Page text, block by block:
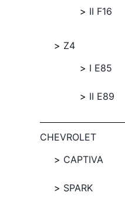
II F16
Z4
I E85
II E89
CHEVROLET
CAPTIVA
SPARK